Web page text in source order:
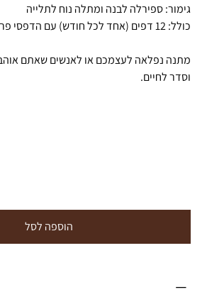
גימור: ספירלה לבנה ומתלה נוח לתלייה
כולל: 12 דפים (אחד לכל חודש) עם הדפסי פרחים מיובשים
מתנה נפלאה לעצמכם או לאנשים שאתם
וסדר לחיים.
הוספה לסל